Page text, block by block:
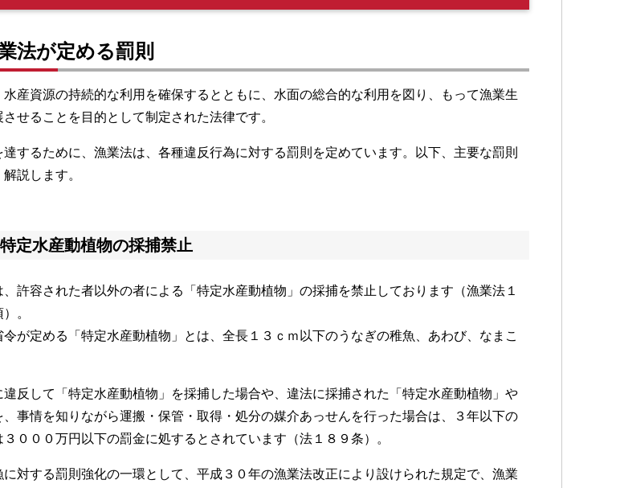
法が定める罰則
水産資源の持続的な利用を確保するとともに、水面の総合的な利用を図り、もって漁業生
せることを目的として制定された法律です。
達するために、漁業法は、各種違反行為に対する罰則を定めています。以下、主要な罰則
説します。
特定水産動植物の採捕禁止
許容された者以外の者による「特定水産動植物」の採捕を禁止しております（漁業法１
。
令が定める「特定水産動植物」とは、全長１３ｃｍ以下のうなぎの稚魚、あわび、なまこ
違反して「特定水産動植物」を採捕した場合や、違法に採捕された「特定水産動植物」や
、事情を知りながら運搬・保管・取得・処分の媒介あっせんを行った場合は、３年以下の
０００万円以下の罰金に処するとされています（法１８９条）。
に対する罰則強化の一環として、平成３０年の漁業法改正により設けられた規定で、漁業